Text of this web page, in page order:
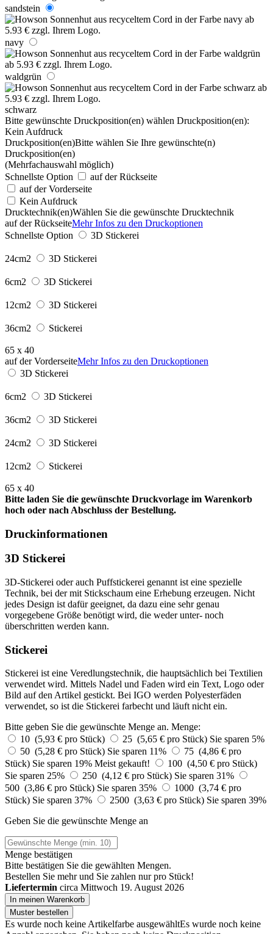
sandstein
navy
waldgrün
schwarz
Bitte gewünschte Druckposition(en) wählen Druckposition(en):
Kein Aufdruck
Druckposition(en)Bitte wählen Sie Ihre gewünschte(n)
Druckposition(en)
(Mehrfachauswahl möglich)
Schnellste Option
auf der Rückseite
auf der Vorderseite
Kein Aufdruck
Drucktechnik(en)Wählen Sie die gewünschte Drucktechnik
auf der RückseiteMehr Infos zu den Druckoptionen
Schnellste Option
3D Stickerei
24cm2 3D Stickerei
6cm2 3D Stickerei
12cm2 3D Stickerei
36cm2 Stickerei
65 x 40
auf der VorderseiteMehr Infos zu den Druckoptionen
3D Stickerei
6cm2 3D Stickerei
36cm2 3D Stickerei
24cm2 3D Stickerei
12cm2 Stickerei
65 x 40
Bitte laden Sie die gewünschte Druckvorlage im Warenkorb
hoch oder nach Abschluss der Bestellung.
Druckinformationen
3D Stickerei
3D-Stickerei oder auch Puffstickerei genannt ist eine spezielle
Technik, bei der mit Stickschaum eine Erhebung erzeugen. Nicht
jedes Design ist dafür geeignet, da dazu eine sehr genau
vorgegebene Größe benötigt wird, die weder unter- noch
überschritten werden kann.
Stickerei
Stickerei ist eine Veredlungstechnik, die hauptsächlich bei Textilien
verwendet wird. Mittels Nadel und Faden wird ein Text, Logo oder
Bild auf den Artikel gestickt. Bei IGO werden Polyesterfäden
verwendet, so ist die Stickerei farbecht und läuft nicht ein.
Bitte geben Sie die gewünschte Menge an. Menge:
10 (5,93 € pro Stück)
25 (5,65 € pro Stück) Sie sparen 5%
50 (5,28 € pro Stück) Sie sparen 11%
75 (4,86 € pro
Stück) Sie sparen 19% Meist gekauft!
100 (4,50 € pro Stück)
Sie sparen 25%
250 (4,12 € pro Stück) Sie sparen 31%
500 (3,86 € pro Stück) Sie sparen 35%
1000 (3,74 € pro
Stück) Sie sparen 37% 2500 (3,63 € pro Stück) Sie sparen 39%
Geben Sie die gewünschte Menge an
Menge bestätigen
Bitte bestätigen Sie die gewählten Mengen.
Bestellen Sie mehr und Sie zahlen nurpro Stück!
Liefertermin circa Mittwoch 19. August 2026
In meinen Warenkorb
Muster bestellen
Es wurde noch keine Artikelfarbe ausgewähltEs wurde noch keine